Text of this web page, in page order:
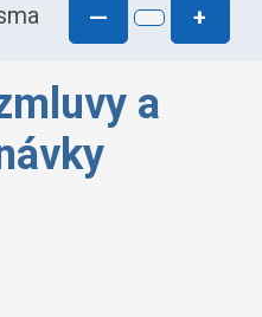
— +
a